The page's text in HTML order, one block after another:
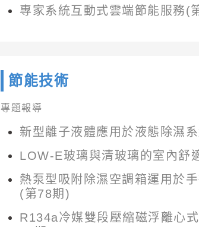
專家系統互動式雲端節能服務(
節能技術
專題報導
新型離子液體應用於液態除濕
LOW-E玻璃與清玻璃的室內舒
熱泵型吸附除濕空調箱運用於
(第78期)
R134a冷媒雙段壓縮磁浮離心